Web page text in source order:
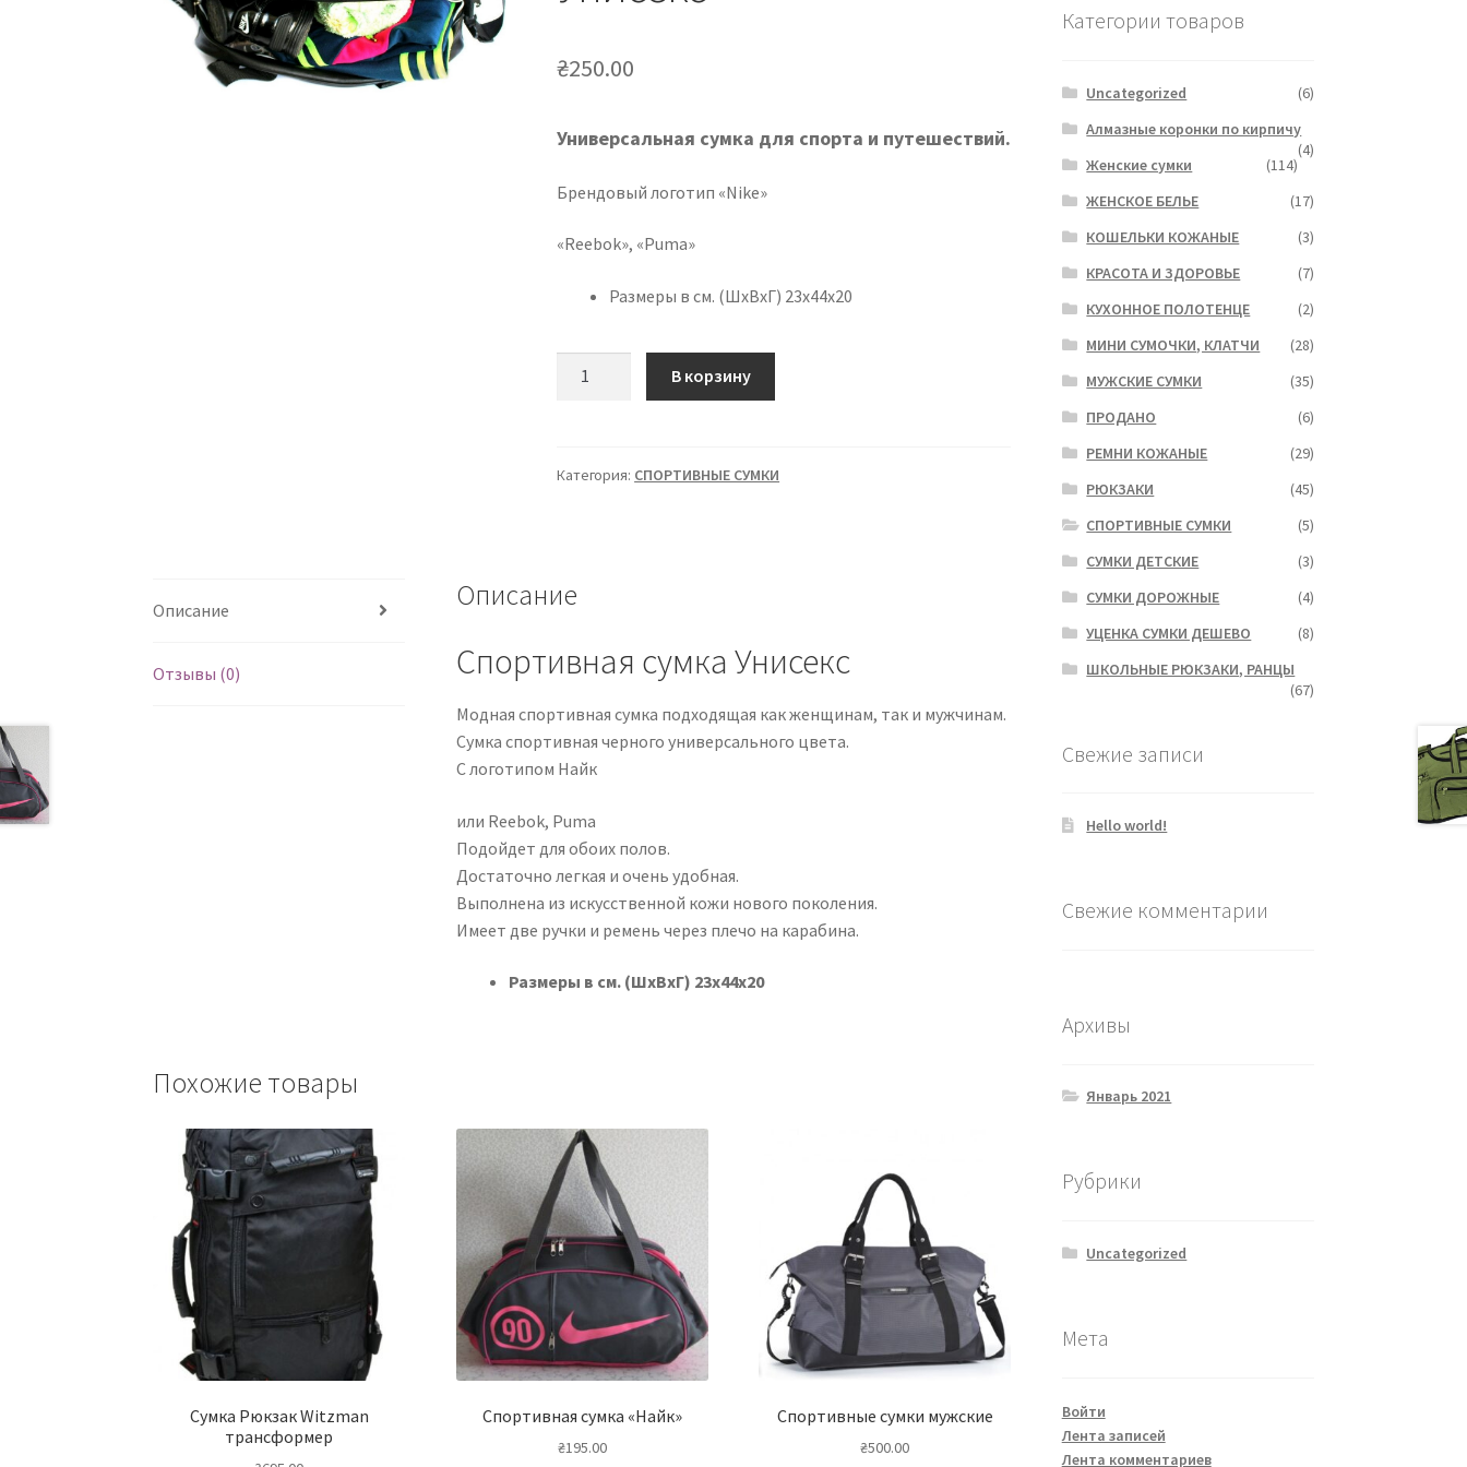
₴250.00
Универсальная сумка для спорта и путешествий.
Брендовый логотип «Nike»
«Reebok», «Puma»
Размеры в см. (ШхВхГ) 23х44х20
Унисекс
В корзину
Категория: СПОРТИВНЫЕ СУМКИ
Описание
Отзывы (0)
Описание
Спортивная сумка Унисекс
Модная спортивная сумка подходящая как женщинам, так и мужчинам.
Сумка спортивная черного универсального цвета.
С логотипом Найк
или Reebok, Puma
Подойдет для обоих полов.
Достаточно легкая и очень удобная.
Выполнена из искусственной кожи нового поколения.
Имеет две ручки и ремень через плечо на карабина.
Размеры в см. (ШхВхГ) 23х44х20
Похожие товары
Сумка Рюкзак Witzman
трансформер
Спортивная сумка «Найк»
₴195.00
Спортивные сумки мужские
₴500.00
Категории товаров
Uncategorized
(6)
Алмазные коронки по кирпичу
(4)
Женские сумки
(114)
ЖЕНСКОЕ БЕЛЬЕ
(17)
КОШЕЛЬКИ КОЖАНЫЕ
(3)
КРАСОТА И ЗДОРОВЬЕ
(7)
КУХОННОЕ ПОЛОТЕНЦЕ
(2)
МИНИ СУМОЧКИ, КЛАТЧИ
(28)
МУЖСКИЕ СУМКИ
(35)
ПРОДАНО
(6)
РЕМНИ КОЖАНЫЕ
(29)
РЮКЗАКИ
(45)
СПОРТИВНЫЕ СУМКИ
(5)
СУМКИ ДЕТСКИЕ
(3)
СУМКИ ДОРОЖНЫЕ
(4)
УЦЕНКА СУМКИ ДЕШЕВО
(8)
ШКОЛЬНЫЕ РЮКЗАКИ, РАНЦЫ
(67)
Свежие записи
Hello world!
Свежие комментарии
Архивы
Январь 2021
Рубрики
Uncategorized
Мета
Войти
Лента записей
Лента комментариев